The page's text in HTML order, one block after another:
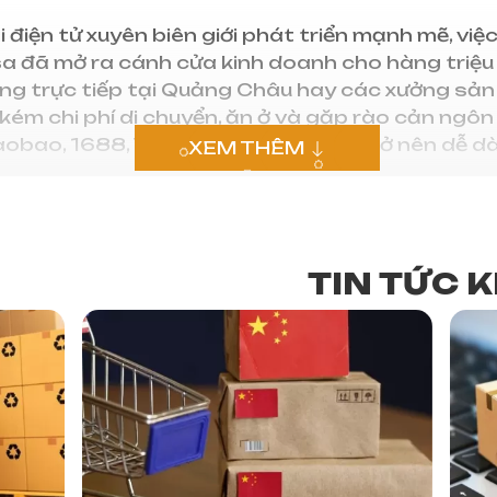
tử xuyên biên giới phát triển mạnh mẽ,
đã mở ra cánh cửa kinh doanh cho hàng
trực tiếp tại Quảng Châu hay các xưởng
chi phí di chuyển, ăn ở và gặp rào cản
1688, Tmall, việc nhập hàng trở nên dễ
duy quản trị nguồn hàng hiện đại.
Order Hàng Trung Quốc
Trung Quốc Không Cần Visa một cách trơn
uy tín:Bạn cần xác định mục đích nhập
mua sỉ cho kinh doanh, 1688 là "mỏ vàng"
hàng chất lượng:
Sử dụng các công cụ tìm
XEM THÊM
TIN TỨC